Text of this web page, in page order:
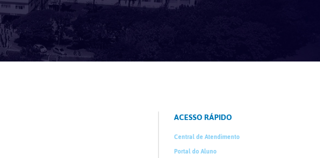
ACESSO RÁPIDO
Central de Atendimento
Portal do Aluno